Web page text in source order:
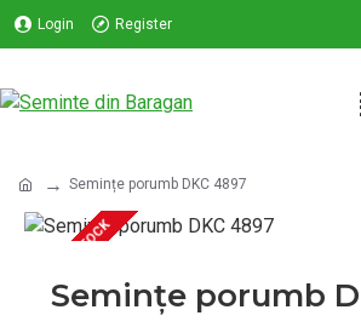
Login Register
Semințe porumb DKC 4897
OUT OF STOCK
Semințe porumb